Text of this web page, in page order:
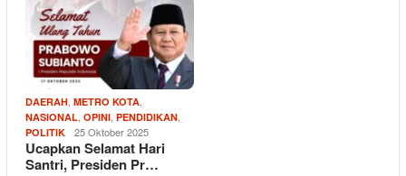
DAERAH METRO KOTA
NASIONAL OPINI PENDIDIKAN
POLITIK 25 Oktober 2025
Ucapkan Selamat Hari
Santri, Presiden Pr…